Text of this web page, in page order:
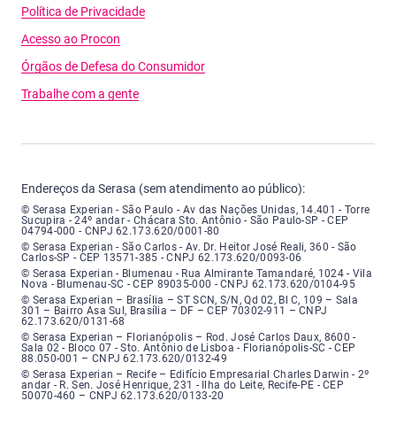
Política de Privacidade
Acesso ao Procon
Órgãos de Defesa do Consumidor
Trabalhe com a gente
Endereços da Serasa (sem atendimento ao público):
Serasa Experian - São Paulo - Endereço: Avenida das Nações Unidas,
© Serasa Experian - São Paulo - Av das Nações Unidas, 14.401 - Torre
Sucupira - 24º andar - Chácara Sto. Antônio - São Paulo-SP - CEP
04794-000 - CNPJ 62.173.620/0001-80
Serasa Experian - São Carlos - Endereço: Avenida Doutor Heitor José
© Serasa Experian - São Carlos - Av. Dr. Heitor José Reali, 360 - São
Carlos-SP - CEP 13571-385 - CNPJ 62.173.620/0093-06
Serasa Experian - Blumenau - Endereço: Rua Almirante Tamandaré,
© Serasa Experian - Blumenau - Rua Almirante Tamandaré, 1024 - Vila
Nova - Blumenau-SC - CEP 89035-000 - CNPJ 62.173.620/0104-95
Serasa Experian - Brasília, Endereço: Setor Comercial Norte, sem
© Serasa Experian – Brasília – ST SCN, S/N, Qd 02, Bl C, 109 – Sala
301 – Bairro Asa Sul, Brasília – DF – CEP 70302-911 – CNPJ
62.173.620/0131-68
Serasa Experian - Florianópolis, Endereço: Rodovia José Carlos, número
© Serasa Experian – Florianópolis – Rod. José Carlos Daux, 8600 -
Sala 02 - Bloco 07 - Sto. Antônio de Lisboa - Florianópolis-SC - CEP
88.050-001 – CNPJ 62.173.620/0132-49
Serasa Experian - Recife, Endereço: Edifício Empresarial Charles Darwin,
© Serasa Experian – Recife – Edifício Empresarial Charles Darwin - 2º
andar - R. Sen. José Henrique, 231 - Ilha do Leite, Recife-PE - CEP
50070-460 – CNPJ 62.173.620/0133-20